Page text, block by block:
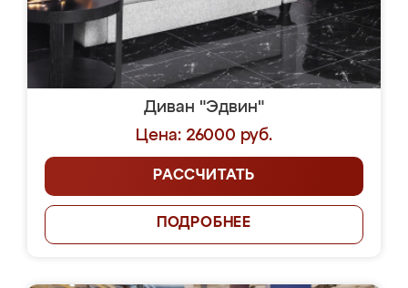
Диван "Эдвин"
Цена: 26000 руб.
РАССЧИТАТЬ
ПОДРОБНЕЕ